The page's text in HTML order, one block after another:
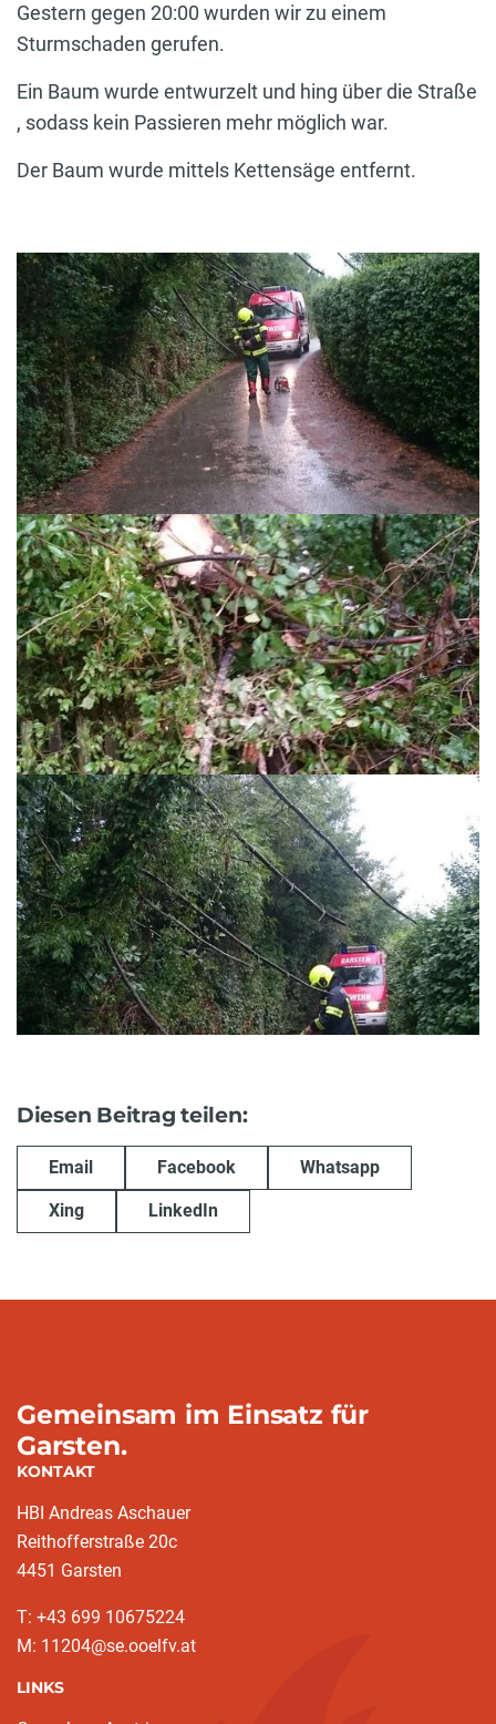
Gestern gegen 20:00 wurden wir zu einem
Sturmschaden gerufen.
Ein Baum wurde entwurzelt und hing über die Straße
, sodass kein Passieren mehr möglich war.
Der Baum wurde mittels Kettensäge entfernt.
Diesen Beitrag teilen:
Email Facebook Whatsapp
Xing LinkedIn
Gemeinsam im Einsatz für
Garsten.
KONTAKT
HBI Andreas Aschauer
Reithofferstraße 20c
4451 Garsten
T: ‭+43 699 10675224‬
M: 11204@se.ooelfv.at
LINKS